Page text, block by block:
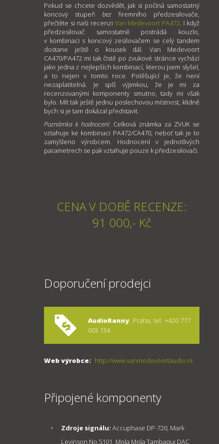
Pokud se chcete dozvědět, jak si počíná samostatný
koncový stupeň bez firemního předzesilovače,
přečtěte si naši recenzi Van Medevoort PA472. I když
předzesilovač samostatně postrádá kouzlo,
v kombinaci s koncový zesilovačem se celý tandem
dostane ještě o kousek dál. Van Medevoort
CA470/PA472 mi tak čistě po zvukové stránce vychází
jako jedna z nejlepších kombinací, kterou jsem slyšel,
a to nejen v tomto roce. Potěšující je, že není
nezaplatitelná. Je spíš výjimkou, že je mi za
recenzovanými komponenty smutno, tady mi však
bylo. Mít tak ještě jednu poslechovou místnost, klidně
bych si je tam dokázal představit.
Poznámka k hodnocení: Celková známka za ZVUK se
vztahuje ke kombinaci PA472/CA470, neboť tak je to
zamýšleno výrobcem. Hodnocení v jednotlivých
parametrech se pak vztahuje pouze k předzesilovači.
CENA V DOBĚ RECENZE:
91 000,- Kč
Doporučení prodejci
AudioRanny, Praha, tel. +420 777
003 134
Web výrobce: http://www.vanmedevoortaudio.nl
Připojené komponenty
Zdroje signálu: Accuphase DP-720, Mark
Levinson No.5101, Mola Mola Tambaqui DAC